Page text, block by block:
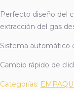
Perfecto diseño del
extracción del gas
Sistema automático
Cambio rápido de
Categorías: